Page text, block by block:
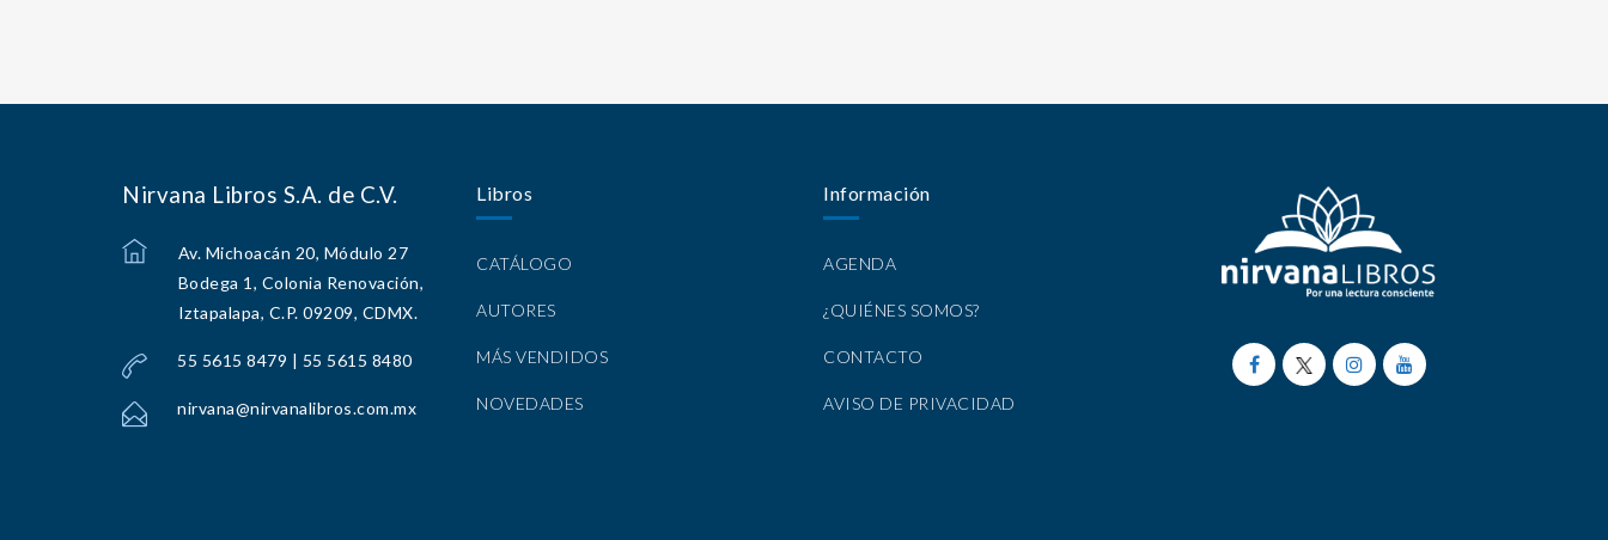
Nirvana Libros S.A. de C.V.
Av. Michoacán 20, Módulo 27
Bodega 1, Colonia Renovación,
Iztapalapa, C.P. 09209, CDMX.
55 5615 8479 | 55 5615 8480
nirvana@nirvanalibros.com.mx
Libros
CATÁLOGO
AUTORES
MÁS VENDIDOS
NOVEDADES
Información
AGENDA
¿QUIÉNES SOMOS?
CONTACTO
AVISO DE PRIVACIDAD